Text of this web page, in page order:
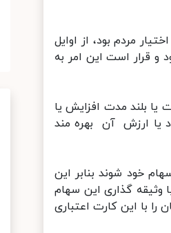
مالکیت آن در اختیار مردم بود، از اوایل
قرار است این امر به
بلند مدت افزایش یا
ارزش آن بهره مند
خود شوند بنابر این
گذاری این سهام
را با این کارت اعتباری